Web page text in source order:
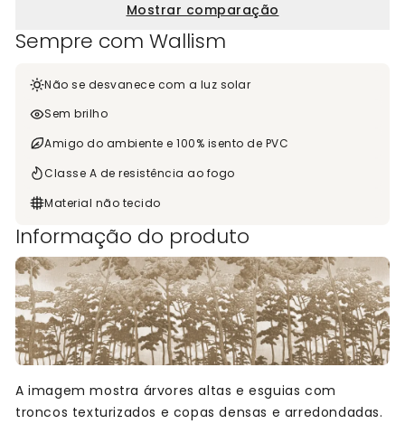
Mostrar comparação
Sempre com Wallism
Não se desvanece com a luz solar
Sem brilho
Amigo do ambiente e 100% isento de PVC
Classe A de resistência ao fogo
Material não tecido
Informação do produto
A imagem mostra árvores altas e esguias com
troncos texturizados e copas densas e arredondadas.